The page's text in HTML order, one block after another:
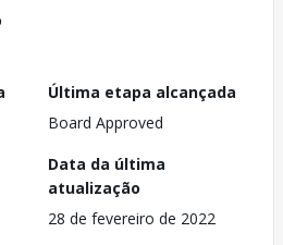
Última etapa alcançada
Board Approved
Data da última
atualização
28 de fevereiro de 2022